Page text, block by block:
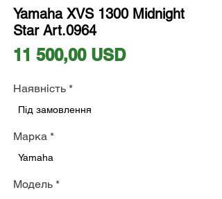
Yamaha XVS 1300 Midnight
Star Art.0964
11 500,00 USDЦіна
Наявність *
Під замовлення
Марка *
Yamaha
Модель *